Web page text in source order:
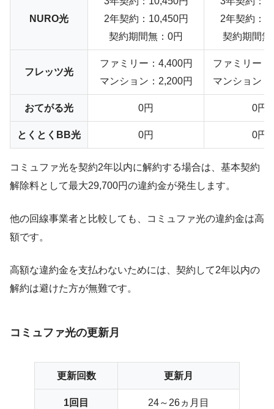
NURO光
2年契約：10,450円
契約期間無：0円
2年契約：
契約期間無
フレッツ光
ファミリー：4,400円
マンション：2,200円
ファミリー
マンション
おてがる光 0円 0円
とくとくBB光 0円 0円
コミュファ光を契約2年以内に解約する場合は、基本契約
解除料として最大29,700円の違約金が発生します。
他の回線事業者と比較しても、コミュファ光の違約金は高
額です。
高額な違約金を支払わないためには、契約して2年以内の
解約は避けた方が無難です。
コミュファ光の更新月
更新回数 更新月
1回目 24～26ヵ月目